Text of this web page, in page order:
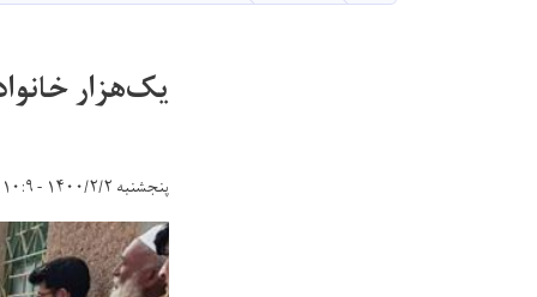
یک‌هزار خانواده متضرر
پنجشنبه ۱۴۰۰/۲/۲ - ۱۰:۹